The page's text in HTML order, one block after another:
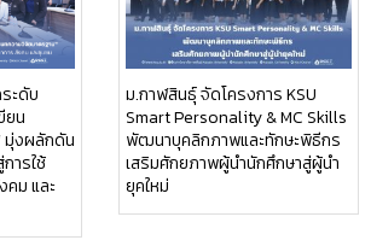
ะดับ
ยน
มุ่งผลักดัน
ารใช้
คม และ
ม.กาฬสินธุ์ จัดโครงการ KSU
Smart Personality & MC Skills
พัฒนาบุคลิกภาพและทักษะพิธีกร
เสริมศักยภาพผู้นำนักศึกษาสู่ผู้นำ
ยุคใหม่